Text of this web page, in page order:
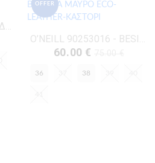
RAGAZZA 0234 ΠΟΥΡΟ ΔΕΡΜΑ-NUBUK
OFFER
O’NEILL 90253016 - BESIANA ΜΑΥΡΟ ECO-LEATHER-ΚΑΣΤΟΡΙ
60.00 €
36 38